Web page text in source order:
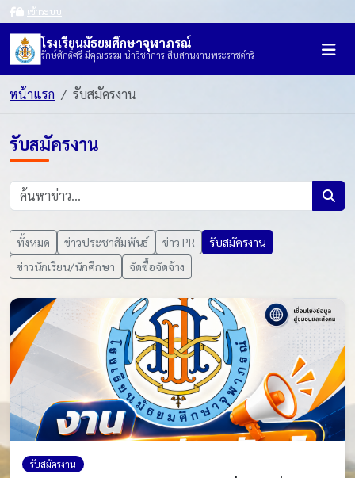
เข้าระบบ
โรงเรียนมัธยมศึกษาจุฬาภรณ์
รักษ์ศักดิ์ศรี มีคุณธรรม นำวิชาการ สืบสานงานพระราชดำริ
หน้าแรก รับสมัครงาน
รับสมัครงาน
ทั้งหมด ข่าวประชาสัมพันธ์ ข่าว PR
รับสมัครงาน
ข่าวนักเรียน/นักศึกษา
จัดซื้อจัดจ้าง
รับสมัครงาน